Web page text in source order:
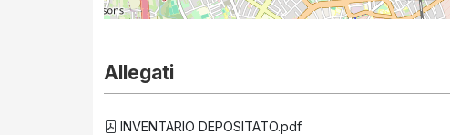
Allegati
INVENTARIO DEPOSITATO.pdf